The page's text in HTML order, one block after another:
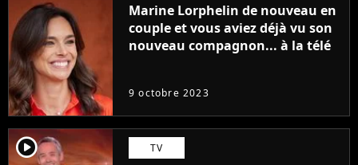
Marine Lorphelin de nouveau en
couple et vous aviez déjà vu son
nouveau compagnon... à la télé
9 octobre 2023
player2 TV